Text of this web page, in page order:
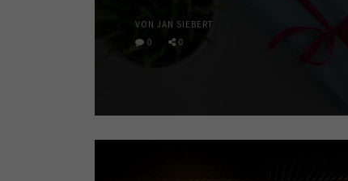
VON JAN SIEBERT
0
0